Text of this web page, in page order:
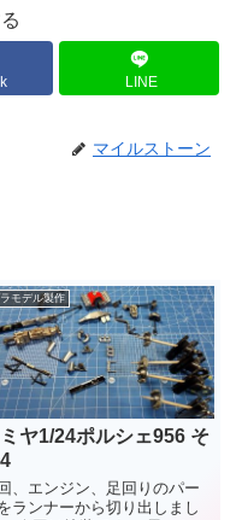
LINE
マイルストーン
モデル製作
ヤ1/24ポルシェ956 そ
、エンジン、足回りのパー
ランナーから切り出しまし